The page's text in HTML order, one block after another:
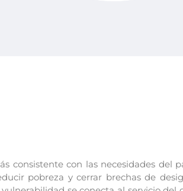
consistente con las necesidades del
pobreza y cerrar brechas de